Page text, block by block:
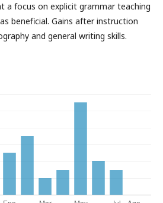
a focus on explicit grammar teaching
beneficial. Gains after instruction
and general writing skills.